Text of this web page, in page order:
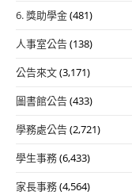
6. 獎助學金(481)
人事室公告(138)
公告來文(3,171)
圖書館公告(433)
學務處公告(2,721)
學生事務(6,433)
家長事務(4,564)